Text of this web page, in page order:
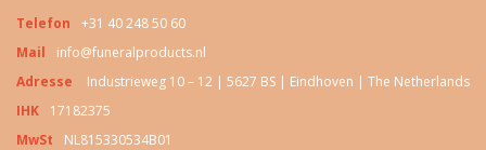
Telefon
+31 40 248 50 60
Mail
info@funeralproducts.nl
Adresse
Industrieweg 10 – 12 | 5627 BS | Eindhoven | The Netherlands
IHK
17182375
MwSt
NL815330534B01